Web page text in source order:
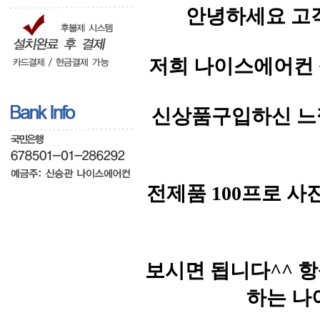
안녕하세요
저희 나이스에어
신상품구입하신
전제품 100프로 사
보시면 됩니다^^
하는 나